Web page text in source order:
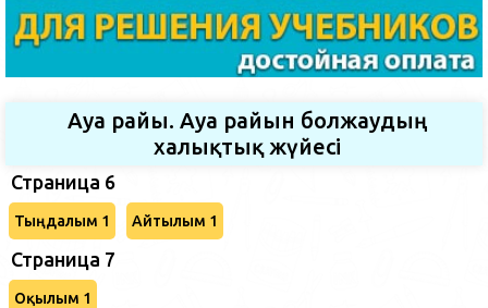
Ауа райы. Ауа райын болжаудың
халықтық жүйесі
Страница 6
Тыңдалым 1 Айтылым 1
Страница 7
Оқылым 1